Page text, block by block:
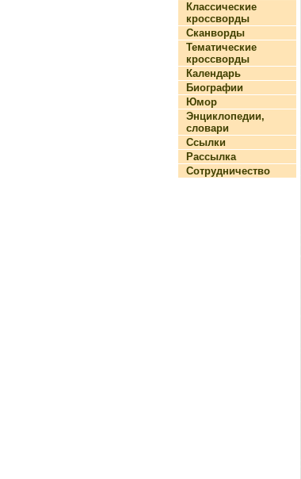
Классические
кроссворды
Сканворды
Тематические
кроссворды
Календарь
Биографии
Юмор
Энциклопедии,
словари
Ссылки
Рассылка
Сотрудничество